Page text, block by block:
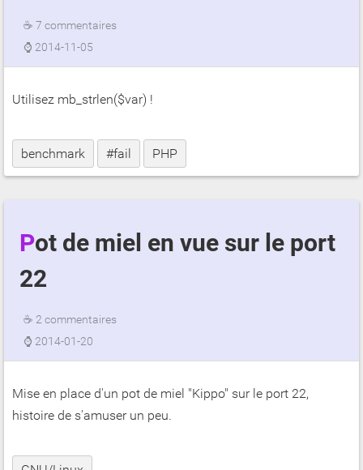
☕ 7 commentaires
⌚ 2014-11-05
Utilisez mb_strlen($var) !
benchmark #fail PHP
Pot de miel en vue sur le port
22
☕ 2 commentaires
⌚ 2014-01-20
Mise en place d'un pot de miel "Kippo" sur le port 22,
histoire de s'amuser un peu.